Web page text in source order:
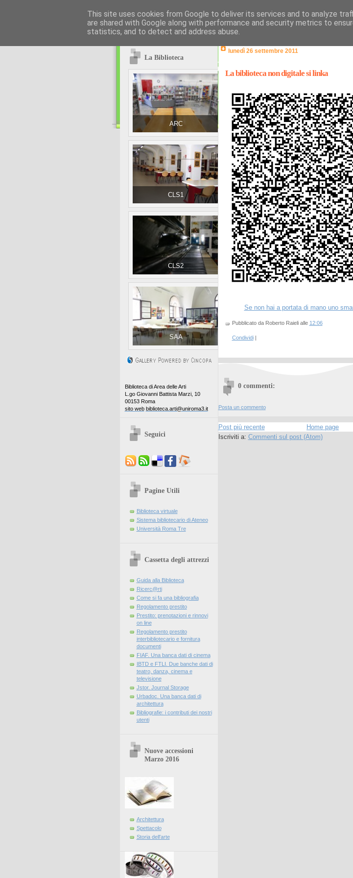
La Biblioteca
ARC
CLS1
CLS2
SAA
Biblioteca di Area delle Arti
L.go Giovanni Battista Marzi, 10
00153 Roma
sito web biblioteca.arti@uniroma3.it
Seguici
Pagine Utili
Biblioteca virtuale
Sistema bibliotecario di Ateneo
Università Roma Tre
Cassetta degli attrezzi
Guida alla Biblioteca
Ricerc@rti
Come si fa una bibliografia
Regolamento prestito
Prestito: prenotazioni e rinnovi
on line
Regolamento prestito
interbibliotecario e fornitura
documenti
FIAF. Una banca dati di cinema
IBTD e FTLI. Due banche dati di
teatro, danza, cinema e
televisione
Jstor. Journal Storage
Urbadoc. Una banca dati di
architettura
Bibliografie: i contributi dei nostri
utenti
Nuove accessioni
Marzo 2016
Architettura
Spettacolo
Storia dell'arte
lunedì 26 settembre 2011
La biblioteca non digitale si linka
Se non hai a portata di mano uno
Pubblicato da Roberto Raieli alle 12:06
Condividi |
0 commenti:
Posta un commento
Post più recente
Home page
Iscriviti a: Commenti sul post (Atom)
This site uses cookies from Google to deliver its services and to analyze
are shared with Google along with performance and security metrics to
statistics, and to detect and address abuse.